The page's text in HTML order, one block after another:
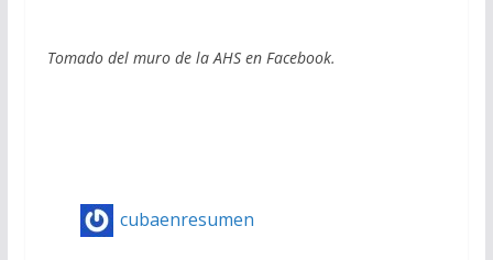
Tomado del muro de la AHS en Facebook.
cubaenresumen